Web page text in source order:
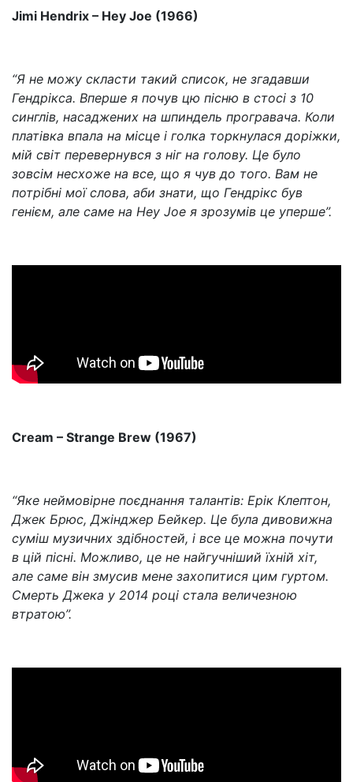
Jimi Hendrix – Hey Joe (1966)
“Я не можу скласти такий список, не згадавши
Гендрікса. Вперше я почув цю пісню в стосі з 10
синглів, насаджених на шпиндель програвача. Коли
платівка впала на місце і голка торкнулася доріжки,
мій світ перевернувся з ніг на голову. Це було
зовсім несхоже на все, що я чув до того. Вам не
потрібні мої слова, аби знати, що Гендрікс був
генієм, але саме на Hey Joe я зрозумів це уперше”.
Cream – Strange Brew (1967)
“Яке неймовірне поєднання талантів: Ерік Клептон,
Джек Брюс, Джінджер Бейкер. Це була дивовижна
суміш музичних здібностей, і все це можна почути
в цій пісні. Можливо, це не найгучніший їхній хіт,
але саме він змусив мене захопитися цим гуртом.
Смерть Джека у 2014 році стала величезною
втратою”.